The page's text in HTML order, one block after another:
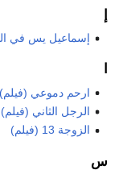
إ
إسماعيل يس في
ارحم دموعي (فيلم)
الرجل الثاني (فيلم)
الزوجة 13 (فيلم)
س